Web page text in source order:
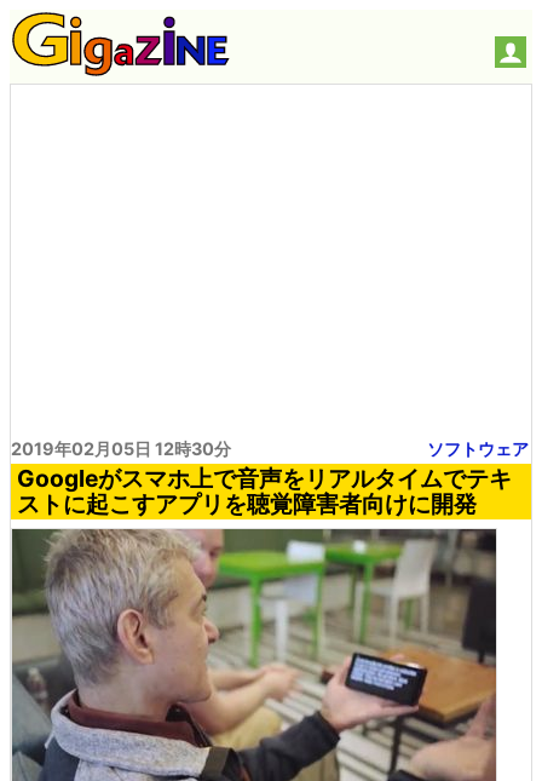
2019年02月05日 12時30分 ソフトウェア
Googleがスマホ上で音声をリアルタイムでテキ
ストに起こすアプリを聴覚障害者向けに開発